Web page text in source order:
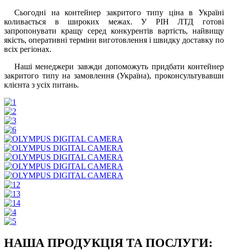
Сьогодні на контейнер закритого типу ціна в Україні
коливається в широких межах. У РІН ЛТД готові
запропонувати кращу серед конкурентів вартість, найвищу
якість, оперативні терміни виготовлення і швидку доставку по
всіх регіонах.
Наші менеджери завжди допоможуть придбати контейнер
закритого типу на замовлення (Україна), проконсультувавши
клієнта з усіх питань.
НАША ПРОДУКЦІЯ ТА ПОСЛУГИ: